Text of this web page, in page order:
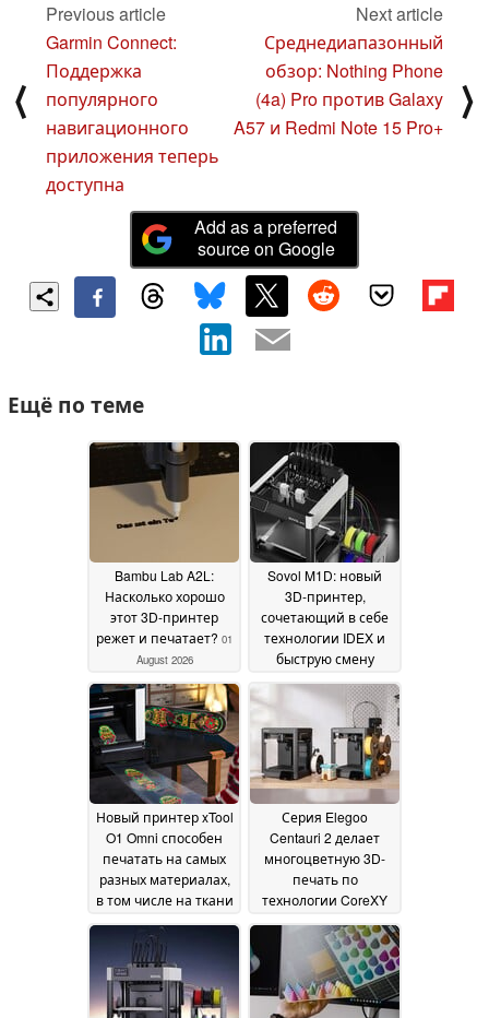
⟨
Previous article
Garmin Connect:
Поддержка
популярного
навигационного
приложения теперь
доступна
Next article
Среднедиапазонный
обзор: Nothing Phone
(4a) Pro против Galaxy
A57 и Redmi Note 15 Pro+
⟩
Add as a preferred
source on Google
Ещё по теме
Bambu Lab A2L:
Насколько хорошо
этот 3D-принтер
режет и печатает? 01
August 2026
Sovol M1D: новый
3D-принтер,
сочетающий в себе
технологии IDEX и
быструю смену
инструментов30 July
2026
Новый принтер xTool
O1 Omni способен
печатать на самых
разных материалах,
в том числе на ткани
01 July 2026
Серия Elegoo
Centauri 2 делает
многоцветную 3D-
печать по
технологии CoreXY
ещё более
доступной24 June 2026